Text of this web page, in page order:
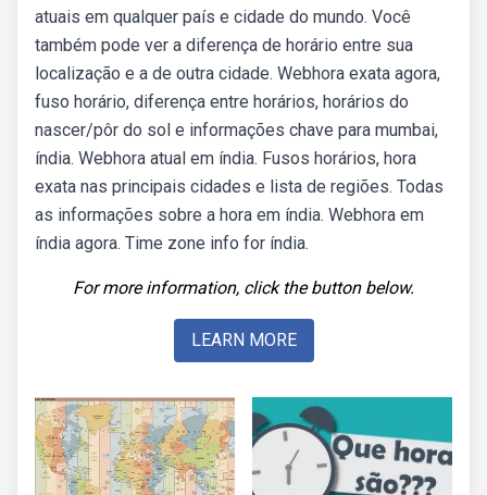
atuais em qualquer país e cidade do mundo. Você
também pode ver a diferença de horário entre sua
localização e a de outra cidade. Webhora exata agora,
fuso horário, diferença entre horários, horários do
nascer/pôr do sol e informações chave para mumbai,
índia. Webhora atual em índia. Fusos horários, hora
exata nas principais cidades e lista de regiões. Todas
as informações sobre a hora em índia. Webhora em
índia agora. Time zone info for índia.
For more information, click the button below.
LEARN MORE